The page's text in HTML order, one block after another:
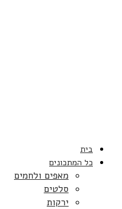
בית
כל המתכונים
מאפים ולחמים
סלטים
ירקות